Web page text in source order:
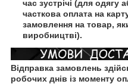
час зустрічі (для одягу
часткова оплата на
замовлення на товар,
виробництві).
Відправка замовлень
робочих днів із моменту